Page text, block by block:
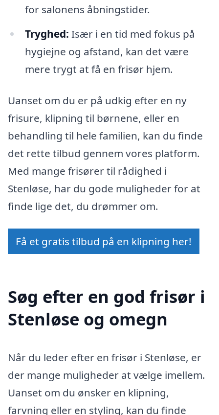
for salonens åbningstider.
Tryghed: Især i en tid med fokus på
hygiejne og afstand, kan det være
mere trygt at få en frisør hjem.
Uanset om du er på udkig efter en ny
frisure, klipning til børnene, eller en
behandling til hele familien, kan du finde
det rette tilbud gennem vores platform.
Med mange frisører til rådighed i
Stenløse, har du gode muligheder for at
finde lige det, du drømmer om.
Få et gratis tilbud på en klipning her!
Søg efter en god frisør i
Stenløse og omegn
Når du leder efter en frisør i Stenløse, er
der mange muligheder at vælge imellem.
Uanset om du ønsker en klipning,
farvning eller en styling, kan du finde